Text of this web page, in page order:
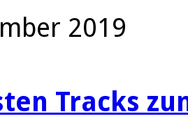
2019
Tracks